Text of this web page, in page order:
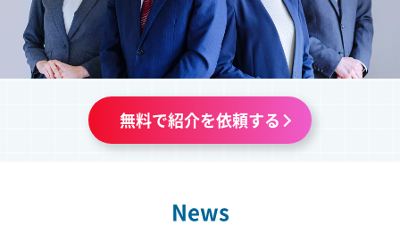
無料で紹介を依頼する
News